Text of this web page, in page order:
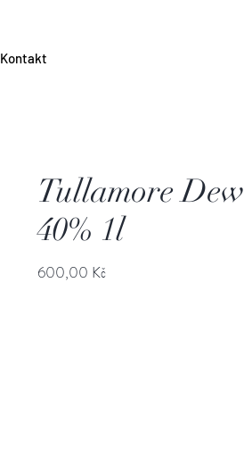
Kontakt
Tullamore Dew
40% 1l
600,00 KčCena